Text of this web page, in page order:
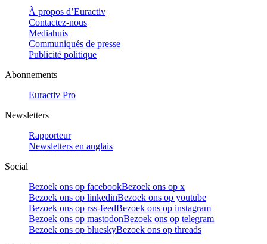
À propos d’Euractiv
Contactez-nous
Mediahuis
Communiqués de presse
Publicité politique
Abonnements
Euractiv Pro
Newsletters
Rapporteur
Newsletters en anglais
Social
Bezoek ons op facebookBezoek ons op x
Bezoek ons op linkedinBezoek ons op youtube
Bezoek ons op rss-feedBezoek ons op instagram
Bezoek ons op mastodonBezoek ons op telegram
Bezoek ons op blueskyBezoek ons op threads